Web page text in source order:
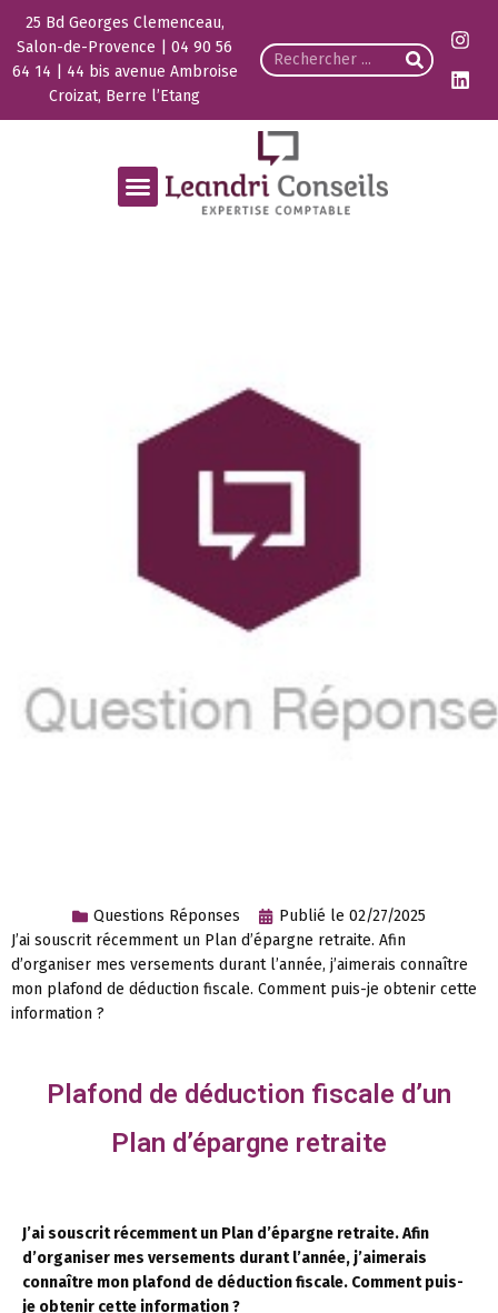
25 Bd Georges Clemenceau,
Salon-de-Provence | 04 90 56
64 14 | 44 bis avenue Ambroise
Croizat, Berre l’Etang
Questions Réponses Publié le 02/27/2025
J’ai souscrit récemment un Plan d’épargne retraite. Afin
d’organiser mes versements durant l’année, j’aimerais connaître
mon plafond de déduction fiscale. Comment puis-je obtenir cette
information ?
Plafond de déduction fiscale d’un
Plan d’épargne retraite
J’ai souscrit récemment un Plan d’épargne retraite. Afin
d’organiser mes versements durant l’année, j’aimerais
connaître mon plafond de déduction fiscale. Comment puis-
je obtenir cette information ?